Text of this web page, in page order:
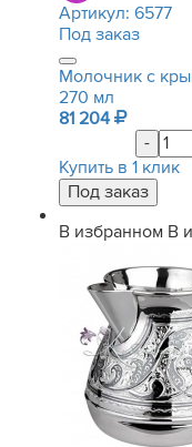
Артикул: 6577
Под заказ
Молочник с
270 мл
81 204
-
Купить в 1 клик
В избранном В